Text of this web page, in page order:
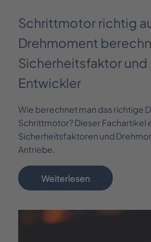
Schrittmotor richtig
Drehmoment
Sicherheitsfaktor und
Entwickler
Wie berechnet man das richtige
Schrittmotor? Dieser Fachartikel
Sicherheitsfaktoren und
Antriebe.
Weiterlesen